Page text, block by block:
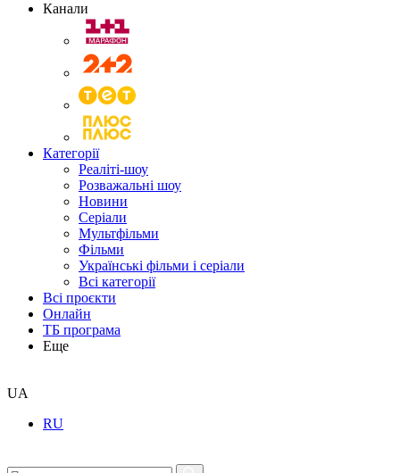
Канали
Категорії
Реаліті-шоу
Розважальні шоу
Новини
Серіали
Мультфільми
Фільми
Українські фільми і серіали
Всі категорії
Всі проєкти
Онлайн
ТБ програма
Еще
UA
RU